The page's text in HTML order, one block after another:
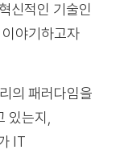
신적인 기술인
야기하고자
의 패러다임을
있는지,
IT